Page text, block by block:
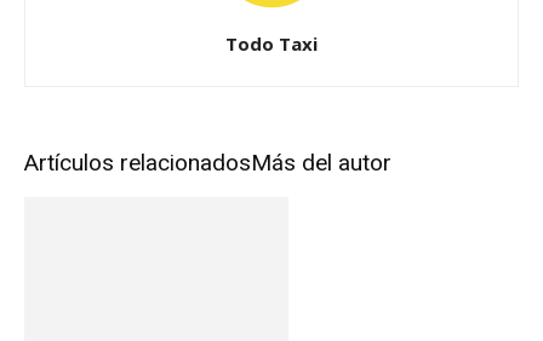
Todo Taxi
Artículos relacionadosMás del autor